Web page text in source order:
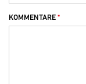
KOMMENTARE